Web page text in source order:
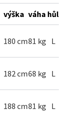
výška váha hůl
180 cm81 kg L
182 cm68 kg L
188 cm81 kg L